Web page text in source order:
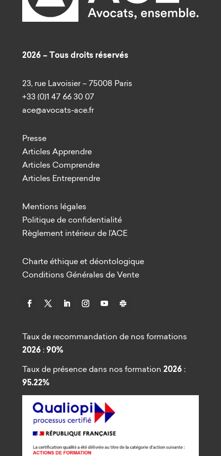
2026 – Tous droits réservés
23, rue Lavoisier – 75008 Paris
+33 (0)1 47 66 30 07
ace@avocats-ace.fr
Presse
Articles Apprendre
Articles Comprendre
Articles Entreprendre
Mentions légales
Politique de confidentialité
Règlement intérieur de l’ACE
Charte éthique et déontologique
Conditions Générales de Vente
Taux de recommandation de nos formations
2026 :90%
Taux de présence dans nos formation 2026 :
95.22%